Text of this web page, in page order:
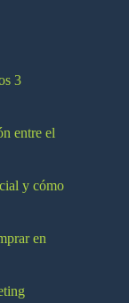
3
entre el
y cómo
en